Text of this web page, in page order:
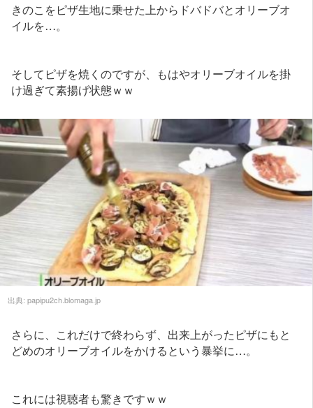
きのこをピザ生地に乗せた上からドバドバとオリーブオ
イルを…。
そしてピザを焼くのですが、もはやオリーブオイルを掛
け過ぎて素揚げ状態ｗｗ
出典: papipu2ch.blomaga.jp
さらに、これだけで終わらず、出来上がったピザにもと
どめのオリーブオイルをかけるという暴挙に…。
これには視聴者も驚きですｗｗ